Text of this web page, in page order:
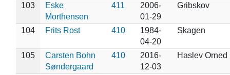
103
Eske
Morthensen
411
2006-
01-29
Gribskov
104 Frits Rost 410
1984-
04-20
Skagen
105
Carsten Bohn
Søndergaard
410
2016-
12-03
Haslev Orned